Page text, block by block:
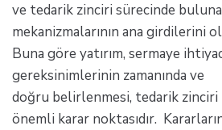
ve tedarik zinciri sürecinde
mekanizmalarının ana girdilerini
Buna göre yatırım, sermaye
gereksinimlerinin zamanında ve
doğru belirlenmesi, tedarik zinciri
önemli karar noktasıdır.